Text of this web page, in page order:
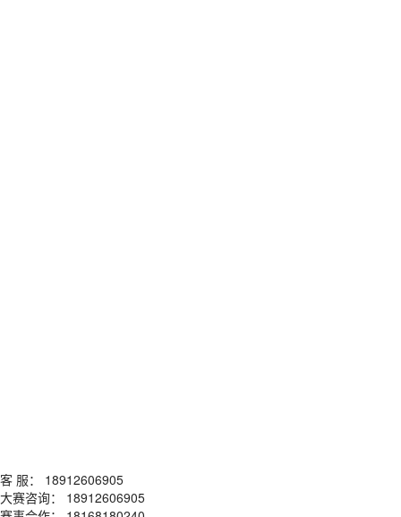
客 服：
18912606905
大赛咨询：
18912606905